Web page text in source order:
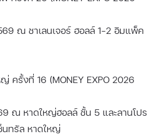
ณ ชาเลนเจอร์ ฮอลล์ 1-2 อิมแพ็ค
ครั้งที่ 16 (MONEY EXPO 2026
ณ หาดใหญ่ฮอลล์ ชั้น 5 และลานโปร
นทรัล หาดใหญ่